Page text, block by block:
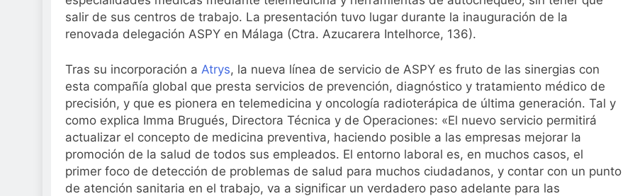
La fiebre del running llega al verano: por qué el magnesio es clave para el
2 Semanas Atrás
2 Semanas Atrás
salir de sus centros de trabajo. La presentación tuvo lugar durante la inauguración de la
renovada delegación ASPY en Málaga (Ctra. Azucarera Intelhorce, 136).
Tras su incorporación a Atrys, la nueva línea de servicio de ASPY es fruto de las sinergias con
esta compañía global que presta servicios de prevención, diagnóstico y tratamiento médico de
precisión, y que es pionera en telemedicina y oncología radioterápica de última generación. Tal y
como explica Imma Brugués, Directora Técnica y de Operaciones: «El nuevo servicio permitirá
actualizar el concepto de medicina preventiva, haciendo posible a las empresas mejorar la
promoción de la salud de todos sus empleados. El entorno laboral es, en muchos casos, el
primer foco de detección de problemas de salud para muchos ciudadanos, y contar con un punto
de atención sanitaria en el trabajo, va a significar un verdadero paso adelante para las